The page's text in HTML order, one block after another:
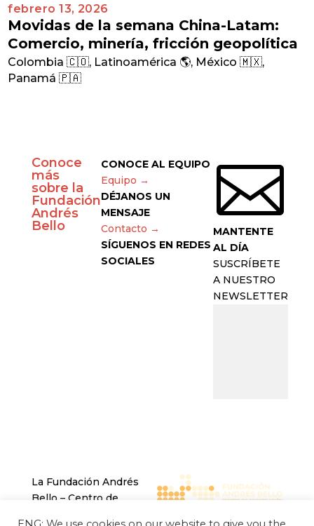
febrero 13, 2026
Movidas de la semana China-Latam:
Comercio, minería, fricción geopolítica
Colombia 🇨🇴, Latinoamérica 🌎, México 🇲🇽,
Panamá 🇵🇦
Conoce
más
sobre la
Fundación
Andrés
Bello
CONOCE AL EQUIPO
Equipo →
DÉJANOS UN
MENSAJE
Contacto →
SÍGUENOS EN REDES
SOCIALES

MANTENTE
AL DÍA
SUSCRÍBETE
A NUESTRO
NEWSLETTER
La Fundación Andrés
Bello – Centro de